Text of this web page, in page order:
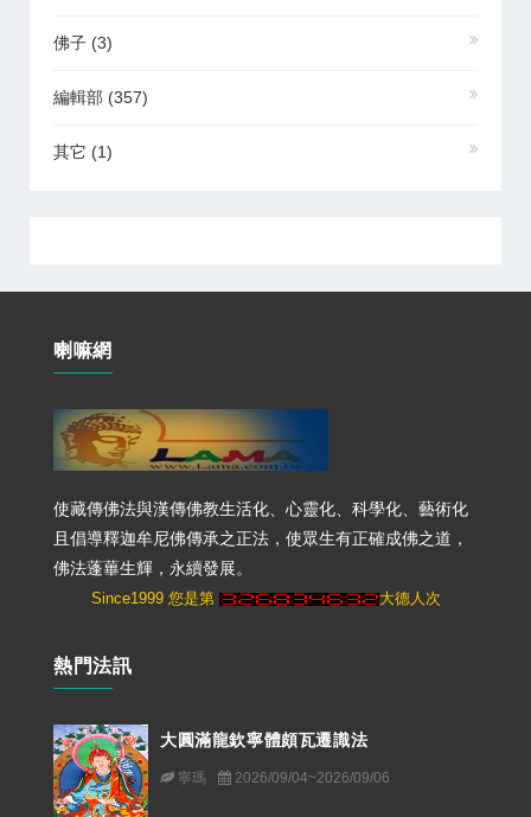
佛子 (3)
編輯部 (357)
其它 (1)
喇嘛網
使藏傳佛法與漢傳佛教生活化、心靈化、科學化、藝術化
且倡導釋迦牟尼佛傳承之正法，使眾生有正確成佛之道，
佛法蓬蓽生輝，永續發展。
Since1999 您是第 大德人次
熱門法訊
大圓滿龍欽寧體頗瓦遷識法
寧瑪 2026/09/04~2026/09/06